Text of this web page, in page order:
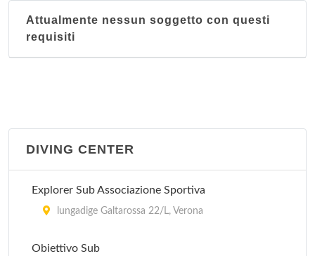
Attualmente nessun soggetto con questi
requisiti
DIVING CENTER
Explorer Sub Associazione Sportiva
lungadige Galtarossa 22/L, Verona
Obiettivo Sub